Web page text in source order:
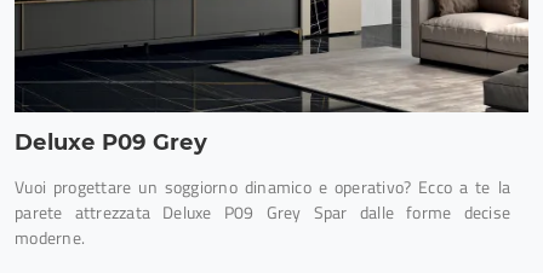
Deluxe P09 Grey
Vuoi progettare un soggiorno dinamico e operativo? Ecco a te la
parete attrezzata Deluxe P09 Grey Spar dalle forme decise
moderne.